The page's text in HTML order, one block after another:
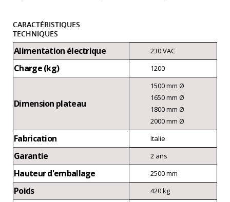
CARACTÉRISTIQUES
TECHNIQUES
Alimentation électrique 230 VAC
Charge (kg) 1200
Dimension plateau
1500 mm Ø
1650 mm Ø
1800 mm Ø
2000 mm Ø
Fabrication Italie
Garantie 2 ans
Hauteur d'emballage 2500 mm
Poids 420 kg